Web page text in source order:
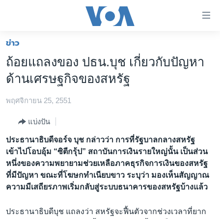
ต่อ
ข้าม
ไป
เนื้อหา
ข้าม
หลัก
ข้าม
ไป
การ
โลก
เอเชีย
สหรัฐฯ
ไทย
ธุรกิจ
วิทยาศาสตร์
สังคมและสุขภาพ
ไลฟ์สไตล์
ตรวจสอบข่าว
ข่าว
ถ้อยแถลงของ ปธน.บุช เกี่ยวกับปัญหา
ด้านเศรษฐกิจของสหรัฐ
พฤศจิกายน 25, 2551
แบ่งปัน
ประธานาธิบดีจอร์จ บุช กล่าวว่า การที่รัฐบาลกลางสหรัฐ
เข้าไปโอบอุ้ม “ซิตีกรุ้ป” สถาบันการเงินรายใหญ่นั้น เป็นส่วน
หนึ่งของความพยายามช่วยเหลือภาคธุรกิจการเงินของสหรัฐ
ที่มีปัญหา ขณะที่โฆษกทำเนียบขาว ระบุว่า มองเห็นสัญญาณ
ความมีเสถียรภาพเริ่มกลับสู่ระบบธนาคารของสหรัฐบ้างแล้ว
ประธานาธิบดีบุช แถลงว่า สหรัฐจะฟื้นตัวจากช่วงเวลาที่ยาก